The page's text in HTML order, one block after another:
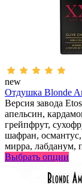
new
Отдушка Blonde
Версия завода
апельсин,
грейпфрут,
шафран,
мирра, лабданум,
Выбрать опции